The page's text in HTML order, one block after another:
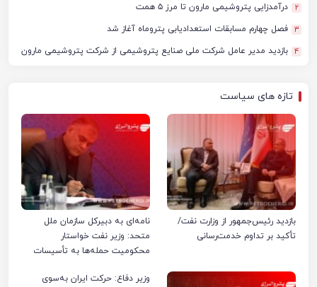
2 درآمدزایی پتروشیمی مارون تا مرز ۵ همت
3 فصل چهارم مسابقات استعدادیابی پتروماه آغاز شد
4 بازدید مدیر عامل شرکت ملی صنایع پتروشیمی از شرکت پتروشیمی مارون
تازه های سیاست
بازدید رئیس‌جمهور از وزارت نفت/
تأکید بر تداوم خدمت‌رسانی
نامه‌ای به دبیرکل سازمان ملل
متحد: وزیر نفت خواستار
محکومیت حمله‌ها به تأسیسات
وزیر دفاع: حرکت ایران به‌سوی